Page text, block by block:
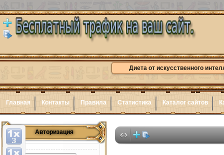
Диета от искусственного
Главная Контакты Правила Статистика Каталог сайтов
Авторизация